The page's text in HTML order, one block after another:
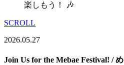
楽しもう！ 🎶
SCROLL
2026.05.27
Join Us for the Mebae Festival! /